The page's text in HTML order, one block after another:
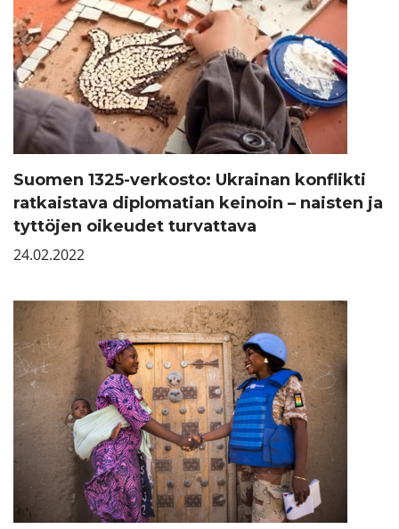
Suomen 1325-verkosto: Ukrainan konflikti
ratkaistava diplomatian keinoin – naisten ja
tyttöjen oikeudet turvattava
24.02.2022